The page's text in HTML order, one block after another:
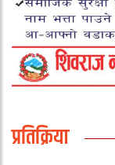
प्रतिक्रिया